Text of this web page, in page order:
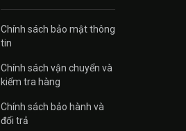
Chính sách bảo mật thông
tin
Chính sách vận chuyển và
kiểm tra hàng
Chính sách bảo hành và
đổi trả